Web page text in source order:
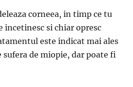
corneea, in timp ce tu
incetinesc si chiar opresc
este indicat mai ales
de miopie, dar poate fi